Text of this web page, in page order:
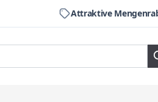
Attraktive